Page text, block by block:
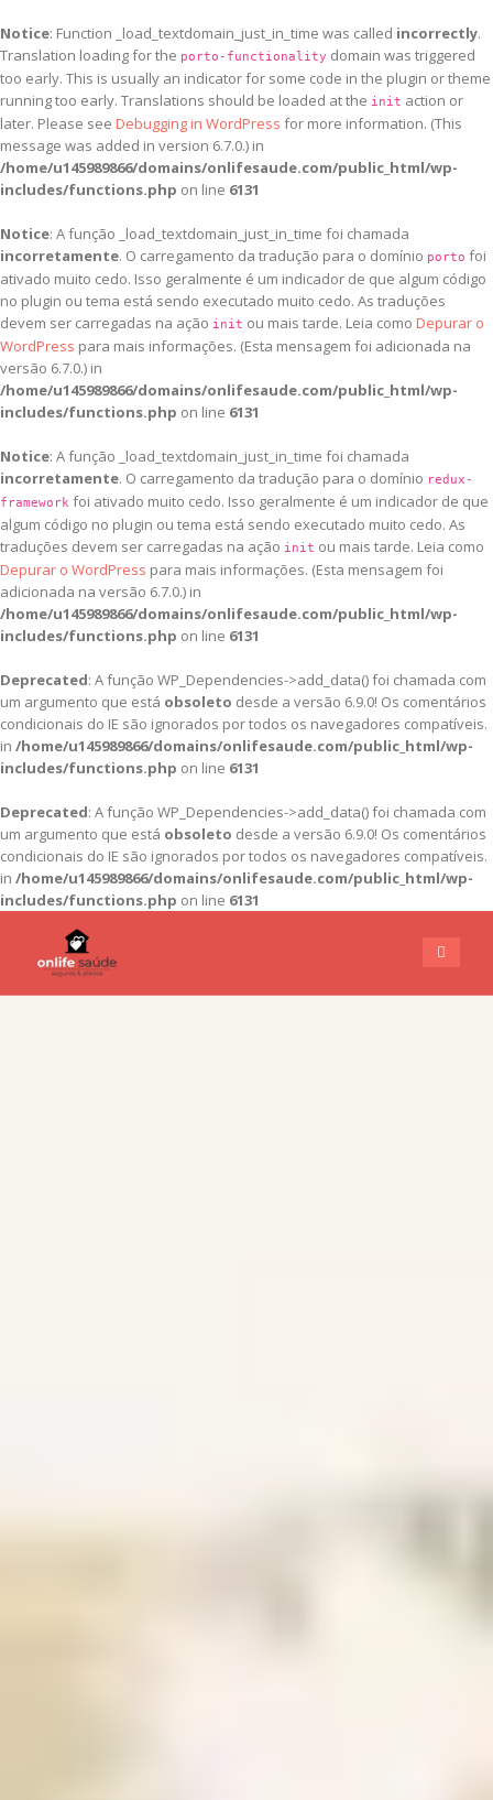
Notice: Function _load_textdomain_just_in_time was called incorrectly.
Translation loading for the porto-functionality domain was triggered
too early. This is usually an indicator for some code in the plugin or theme
running too early. Translations should be loaded at the init action or
later. Please see Debugging in WordPress for more information. (This
message was added in version 6.7.0.) in
/home/u145989866/domains/onlifesaude.com/public_html/wp-
includes/functions.php on line 6131
Notice: A função _load_textdomain_just_in_time foi chamada
incorretamente. O carregamento da tradução para o domínio porto foi
ativado muito cedo. Isso geralmente é um indicador de que algum código
no plugin ou tema está sendo executado muito cedo. As traduções
devem ser carregadas na ação init ou mais tarde. Leia como Depurar o
WordPress para mais informações. (Esta mensagem foi adicionada na
versão 6.7.0.) in
/home/u145989866/domains/onlifesaude.com/public_html/wp-
includes/functions.php on line 6131
Notice: A função _load_textdomain_just_in_time foi chamada
incorretamente. O carregamento da tradução para o domínio redux-
framework foi ativado muito cedo. Isso geralmente é um indicador de que
algum código no plugin ou tema está sendo executado muito cedo. As
traduções devem ser carregadas na ação init ou mais tarde. Leia como
Depurar o WordPress para mais informações. (Esta mensagem foi
adicionada na versão 6.7.0.) in
/home/u145989866/domains/onlifesaude.com/public_html/wp-
includes/functions.php on line 6131
Deprecated: A função WP_Dependencies->add_data() foi chamada com
um argumento que está obsoleto desde a versão 6.9.0! Os comentários
condicionais do IE são ignorados por todos os navegadores compatíveis.
in /home/u145989866/domains/onlifesaude.com/public_html/wp-
includes/functions.php on line 6131
Deprecated: A função WP_Dependencies->add_data() foi chamada com
um argumento que está obsoleto desde a versão 6.9.0! Os comentários
condicionais do IE são ignorados por todos os navegadores compatíveis.
in /home/u145989866/domains/onlifesaude.com/public_html/wp-
includes/functions.php on line 6131